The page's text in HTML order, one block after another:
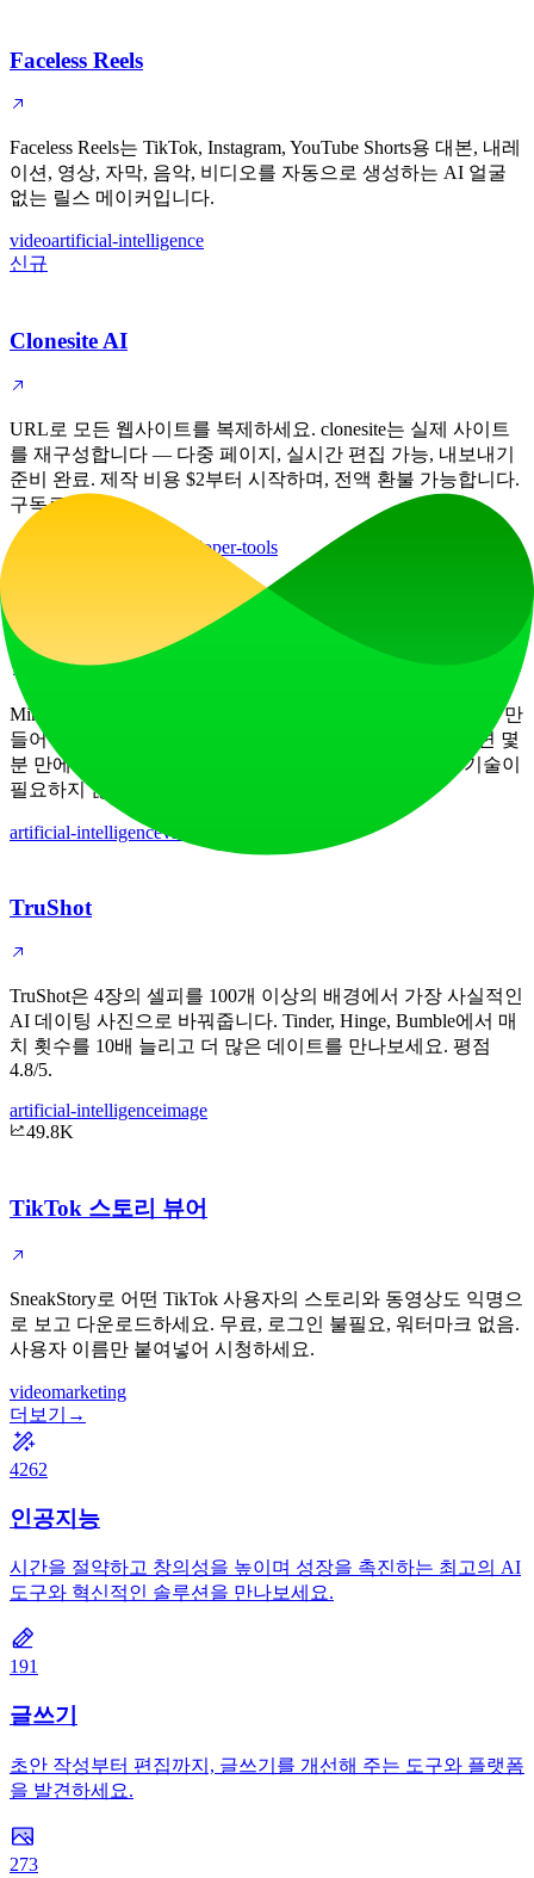
Faceless Reels
Faceless Reels는 TikTok, Instagram, YouTube Shorts용 대본, 내레
이션, 영상, 자막, 음악, 비디오를 자동으로 생성하는 AI 얼굴
없는 릴스 메이커입니다.
videoartificial-intelligence
신규
Clonesite AI
URL로 모든 웹사이트를 복제하세요. clonesite는 실제 사이트
를 재구성합니다 — 다중 페이지, 실시간 편집 가능, 내보내기
준비 완료. 제작 비용 $2부터 시작하며, 전액 환불 가능합니다.
구독료 없음.
artificial-intelligence developer-tools
MiniMax H3 AI 비디오 생성기
MiniMax H3를 무료로 사용해 사운드가 포함된 멋진 영상을 만
들어 보세요. 아이디어를 입력하거나 이미지를 업로드하면 몇
분 만에 영화 같은 AI 영상을 얻을 수 있습니다. 특별한 기술이
필요하지 않습니다.
artificial-intelligencevideo
TruShot
TruShot은 4장의 셀피를 100개 이상의 배경에서 가장 사실적인
AI 데이팅 사진으로 바꿔줍니다. Tinder, Hinge, Bumble에서 매
치 횟수를 10배 늘리고 더 많은 데이트를 만나보세요. 평점
4.8/5.
artificial-intelligenceimage
49.8K
TikTok 스토리 뷰어
SneakStory로 어떤 TikTok 사용자의 스토리와 동영상도 익명으
로 보고 다운로드하세요. 무료, 로그인 불필요, 워터마크 없음.
사용자 이름만 붙여넣어 시청하세요.
videomarketing
더보기 →
4262
인공지능
시간을 절약하고 창의성을 높이며 성장을 촉진하는 최고의 AI
도구와 혁신적인 솔루션을 만나보세요.
191
글쓰기
초안 작성부터 편집까지, 글쓰기를 개선해 주는 도구와 플랫폼
을 발견하세요.
273